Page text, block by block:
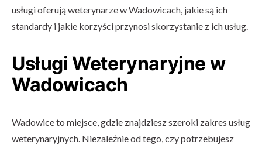
usługi oferują weterynarze w Wadowicach, jakie są ich
standardy i jakie korzyści przynosi skorzystanie z ich usług.
Usługi Weterynaryjne w
Wadowicach
Wadowice to miejsce, gdzie znajdziesz szeroki zakres usług
weterynaryjnych. Niezależnie od tego, czy potrzebujesz